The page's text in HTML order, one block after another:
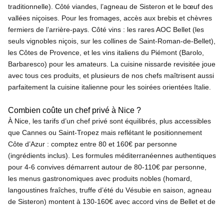
traditionnelle). Côté viandes, l’agneau de Sisteron et le bœuf des
vallées niçoises. Pour les fromages, accès aux brebis et chèvres
fermiers de l’arrière-pays. Côté vins : les rares AOC Bellet (les
seuls vignobles niçois, sur les collines de Saint-Roman-de-Bellet),
les Côtes de Provence, et les vins italiens du Piémont (Barolo,
Barbaresco) pour les amateurs. La cuisine nissarde revisitée joue
avec tous ces produits, et plusieurs de nos chefs maîtrisent aussi
parfaitement la cuisine italienne pour les soirées orientées Italie.
Combien coûte un chef privé à Nice ?
À Nice, les tarifs d’un chef privé sont équilibrés, plus accessibles
que Cannes ou Saint-Tropez mais reflétant le positionnement
Côte d’Azur : comptez entre 80 et 160€ par personne
(ingrédients inclus). Les formules méditerranéennes authentiques
pour 4-6 convives démarrent autour de 80-110€ par personne,
les menus gastronomiques avec produits nobles (homard,
langoustines fraîches, truffe d’été du Vésubie en saison, agneau
de Sisteron) montent à 130-160€ avec accord vins de Bellet et de